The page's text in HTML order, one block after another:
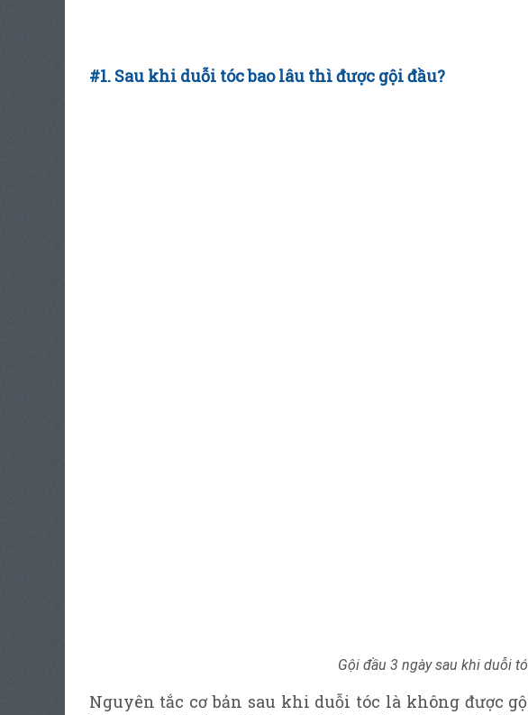
#1. Sau khi duỗi tóc bao lâu thì được gội đầu?
Gội đầu 3 ngày sau khi duỗi tóc